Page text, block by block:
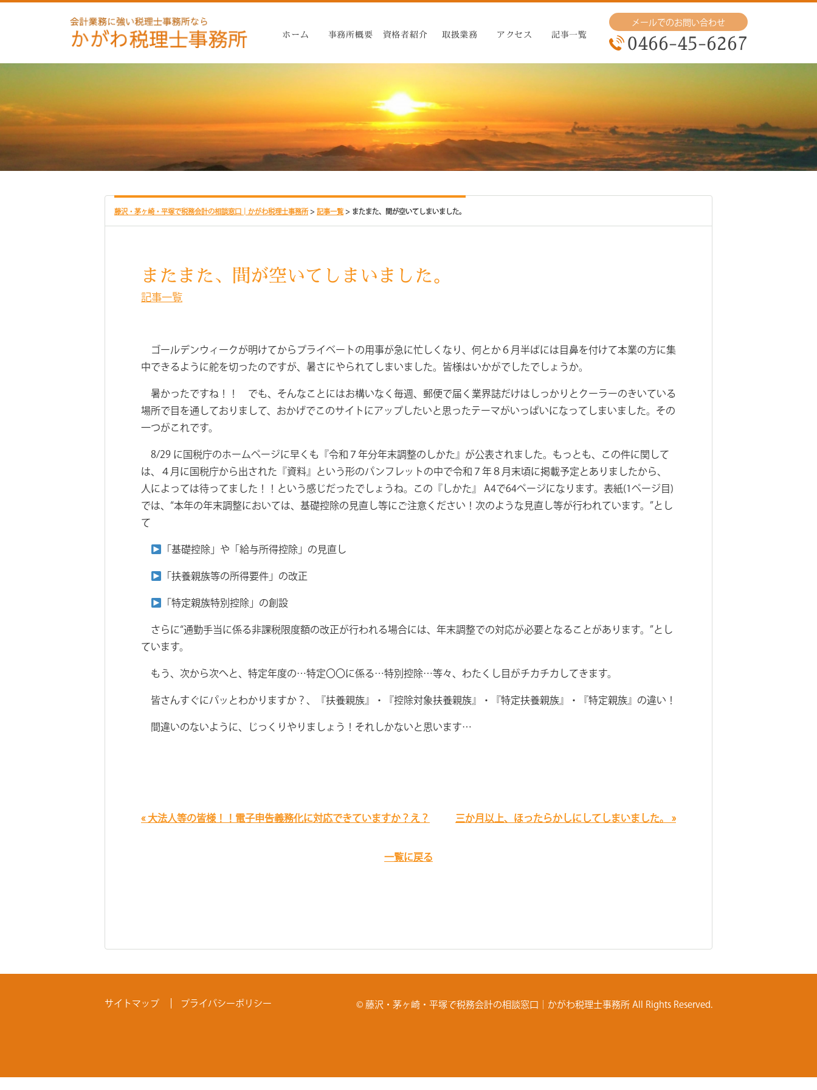
ホーム 事務所概要 資格者紹介 取扱業務 アクセス 記事一覧
メールでのお問い合わせ
0466-45-6267
藤沢・茅ヶ崎・平塚で税務会計の相談窓口│かがわ税理士事務所> 記事一覧> またまた、間が空いてしまいました。
またまた、間が空いてしまいました。
記事一覧
ゴールデンウィークが明けてからプライベートの用事が急に忙しくなり、何とか６月半ばには目鼻を付けて本業の方に集
中できるように舵を切ったのですが、暑さにやられてしまいました。皆様はいかがでしたでしょうか。
暑かったですね！！ でも、そんなことにはお構いなく毎週、郵便で届く業界誌だけはしっかりとクーラーのきいている
場所で目を通しておりまして、おかげでこのサイトにアップしたいと思ったテーマがいっぱいになってしまいました。その
一つがこれです。
8/29 に国税庁のホームページに早くも『令和７年分年末調整のしかた』が公表されました。もっとも、この件に関して
は、４月に国税庁から出された『資料』という形のパンフレットの中で令和７年８月末頃に掲載予定とありましたから、
人によっては待ってました！！という感じだったでしょうね。この『しかた』 A4で64ページになります。表紙(1ページ目)
では、“本年の年末調整においては、基礎控除の見直し等にご注意ください！次のような見直し等が行われています。”とし
て
「基礎控除」や「給与所得控除」の見直し
「扶養親族等の所得要件」の改正
「特定親族特別控除」の創設
さらに“通勤手当に係る非課税限度額の改正が行われる場合には、年末調整での対応が必要となることがあります。”とし
ています。
もう、次から次へと、特定年度の…特定〇〇に係る…特別控除…等々、わたくし目がチカチカしてきます。
皆さんすぐにパッとわかりますか？、『扶養親族』・『控除対象扶養親族』・『特定扶養親族』・『特定親族』の違い！
間違いのないように、じっくりやりましょう！それしかないと思います…
« 大法人等の皆様！！電子申告義務化に対応できていますか？え？ 三か月以上、ほったらかしにしてしまいました。 »
一覧に戻る
サイトマップ プライバシーポリシー © 藤沢・茅ヶ崎・平塚で税務会計の相談窓口│かがわ税理士事務所 All Rights Reserved.